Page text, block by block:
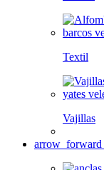
Textil
Vajillas
arrow_forward